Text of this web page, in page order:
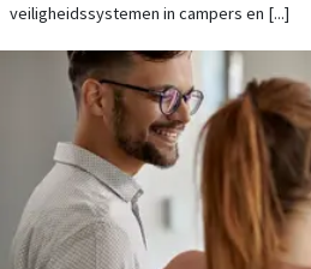
veiligheidssystemen in campers en [...]